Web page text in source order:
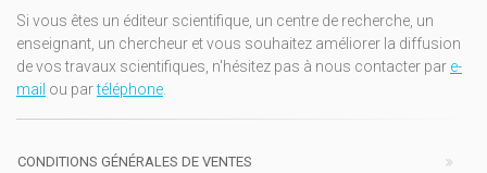
Si vous êtes un éditeur scientifique, un centre de recherche, un
enseignant, un chercheur et vous souhaitez améliorer la diffusion
de vos travaux scientifiques, n'hésitez pas à nous contacter par e-
mail ou partéléphone.
CONDITIONS GÉNÉRALES DE VENTES